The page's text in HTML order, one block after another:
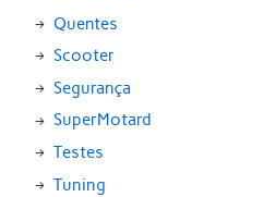
Quentes
Scooter
Segurança
SuperMotard
Testes
Tuning